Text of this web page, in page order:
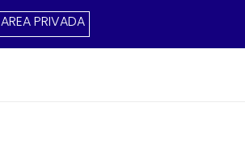
AREA PRIVADA